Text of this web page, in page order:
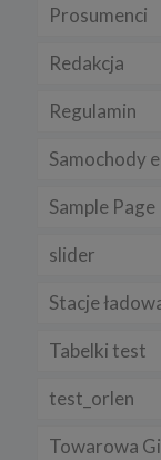
Prosumenci
Redakcja
Regulamin
Samochody
Sample Page
slider
Stacje
Tabelki test
test_orlen
Towarowa